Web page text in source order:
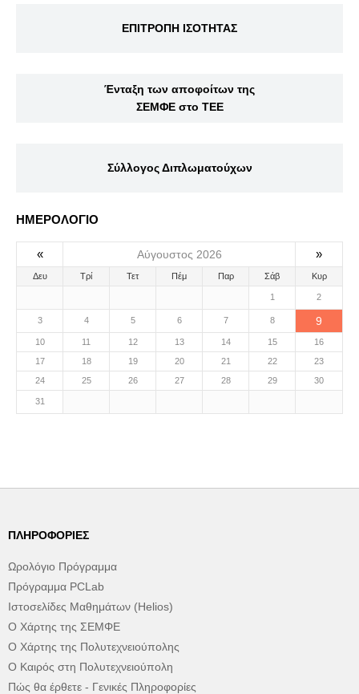
ΕΠΙΤΡΟΠΗ ΙΣΟΤΗΤΑΣ
Ένταξη των αποφοίτων της
ΣΕΜΦΕ στο ΤΕΕ
Σύλλογος Διπλωματούχων
ΗΜΕΡΟΛΟΓΙΟ
« Αύγουστος 2026 »
Δευ Τρί Τετ Πέμ Παρ Σάβ Κυρ
1 2
3 4 5 6 7 8 9
10 11 12 13 14 15
16
17
18 19 20 21 22
23
24
25 26 27 28 29 30
31
ΠΛΗΡΟΦΟΡΊΕΣ
Ωρολόγιο Πρόγραμμα
Πρόγραμμα PCLab
Ιστοσελίδες Μαθημάτων (Helios)
Ο Χάρτης της ΣΕΜΦΕ
Ο Χάρτης της Πολυτεχνειούπολης
Ο Καιρός στη Πολυτεχνειούπολη
Πώς θα έρθετε - Γενικές Πληροφορίες